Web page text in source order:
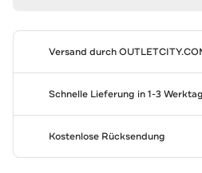
Versand durch
Schnelle Lieferung in 1-3
Kostenlose Rücksendung